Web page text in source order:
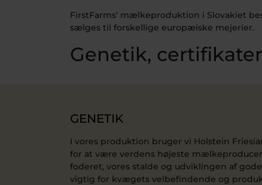
FirstFarms' mælkeproduktion i Slovakiet
sælges til forskellige europæiske mejerier.
Genetik,
GENETIK
I vores produktion bruger vi Holstein
for at være verdens højeste
foderet, vores stalde og udviklingen af
vigtig for kvægets velbefindende og